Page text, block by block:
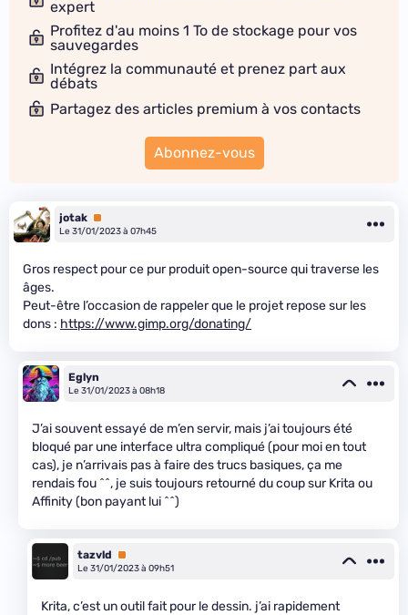
expert
Profitez d'au moins 1 To de stockage pour vos
sauvegardes
Intégrez la communauté et prenez part aux
débats
Partagez des articles premium à vos contacts
Abonnez-vous
jotak Premium
Le 31/01/2023 à 07h45
Gros respect pour ce pur produit open-source qui traverse les
âges.
Peut-être l’occasion de rappeler que le projet repose sur les
dons : https://www.gimp.org/donating/
Eglyn
Le 31/01/2023 à 08h18
J’ai souvent essayé de m’en servir, mais j’ai toujours été
bloqué par une interface ultra compliqué (pour moi en tout
cas), je n’arrivais pas à faire des trucs basiques, ça me
rendais fou ^^, je suis toujours retourné du coup sur Krita ou
Affinity (bon payant lui ^^)
tazvld
Premium
Le 31/01/2023 à 09h51
Krita, c’est un outil fait pour le dessin. j’ai rapidement